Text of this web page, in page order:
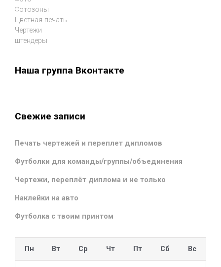
Фотозоны
Цветная печать
Чертежи
штендеры
Наша группа Вконтакте
Свежие записи
Печать чертежей и переплет дипломов
Футболки для команды/группы/объединения
Чертежи, переплёт диплома и не только
Наклейки на авто
Футболка с твоим принтом
Пн Вт Ср Чт Пт Сб Вс